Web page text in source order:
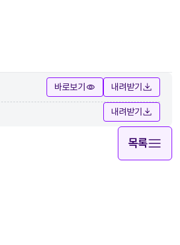
바로보기 내려받기
내려받기
목록